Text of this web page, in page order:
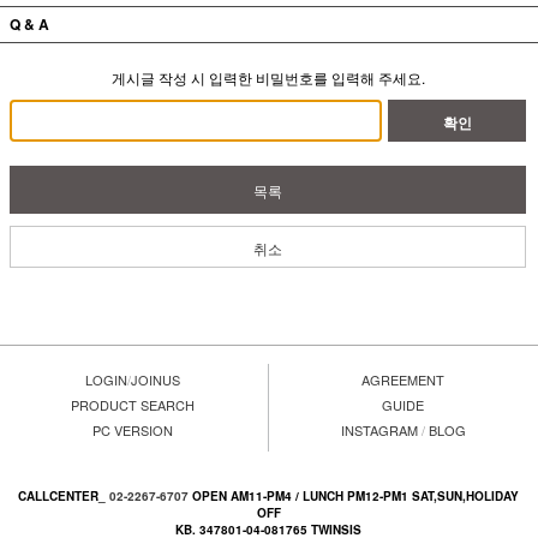
Q & A
게시글 작성 시 입력한 비밀번호를 입력해 주세요.
확인
목록
취소
LOGIN/JOINUS
PRODUCT SEARCH
PC VERSION
AGREEMENT
GUIDE
INSTAGRAM/BLOG
CALLCENTER_ 02-2267-6707 OPEN AM11-PM4 / LUNCH PM12-PM1 SAT,SUN,HOLIDAY
OFF
KB. 347801-04-081765 TWINSIS